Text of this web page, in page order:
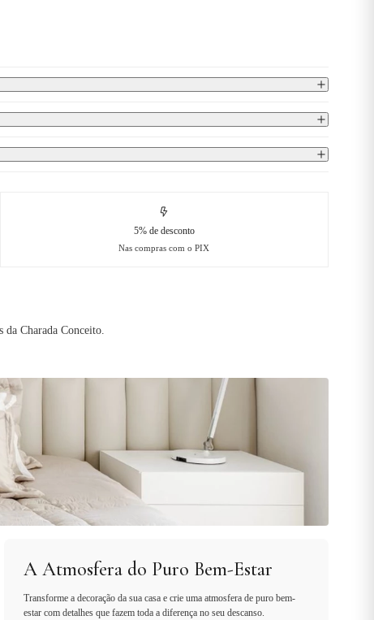
5% de desconto
Nas compras com o PIX
da Charada Conceito.
A Atmosfera do Puro Bem-Estar
Transforme a decoração da sua casa e crie uma atmosfera de puro bem-
estar com detalhes que fazem toda a diferença no seu descanso.